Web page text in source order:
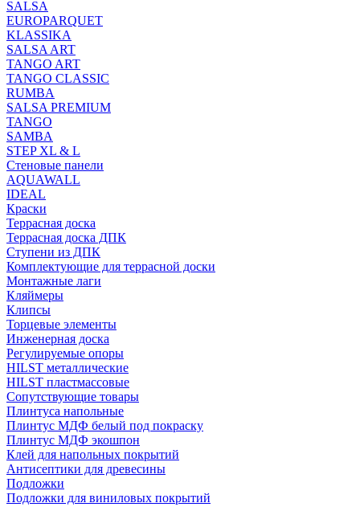
SALSA
EUROPARQUET
KLASSIKA
SALSA ART
TANGO ART
TANGO CLASSIC
RUMBA
SALSA PREMIUM
TANGO
SAMBA
STEP XL & L
Стеновые панели
AQUAWALL
IDEAL
Краски
Террасная доска
Террасная доска ДПК
Ступени из ДПК
Комплектующие для террасной доски
Монтажные лаги
Кляймеры
Клипсы
Торцевые элементы
Инженерная доска
Регулируемые опоры
HILST металлические
HILST пластмассовые
Сопутствующие товары
Плинтуса напольные
Плинтус МДФ белый под покраску
Плинтус МДФ экошпон
Клей для напольных покрытий
Антисептики для древесины
Подложки
Подложки для виниловых покрытий